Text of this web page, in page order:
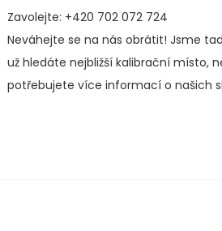
Zavolejte: +420 702 072 724
Neváhejte se na nás obrátit! Jsme
už hledáte nejbližší kalibrační místo,
potřebujete více informací o našich